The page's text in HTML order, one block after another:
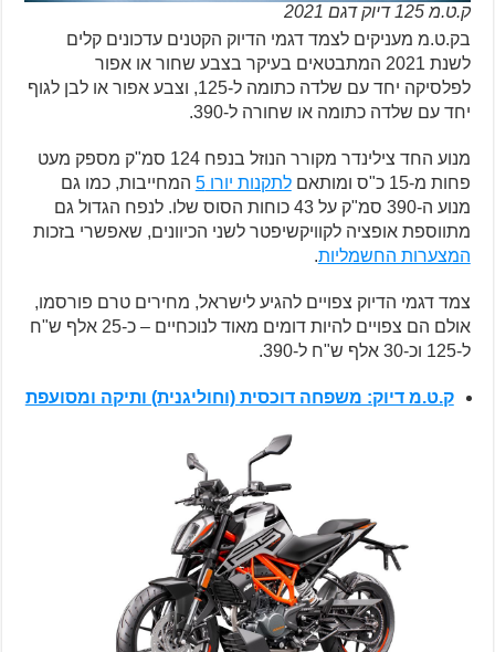
ק.ט.מ 125 דיוק דגם 2021
בק.ט.מ מעניקים לצמד דגמי הדיוק הקטנים עדכונים קלים
לשנת 2021 המתבטאים בעיקר בצבע שחור או אפור
לפלסיקה יחד עם שלדה כתומה ל-125, וצבע אפור או לבן לגוף
יחד עם שלדה כתומה או שחורה ל-390.
מנוע החד צילינדר מקורר הנוזל בנפח 124 סמ"ק מספק מעט
פחות מ-15 כ"ס ומותאם
לתקנות יורו 5
המחייבות, כמו גם
מנוע ה-390 סמ"ק על 43 כוחות הסוס שלו. לנפח הגדול גם
מתווספת אופציה לקוויקשיפטר לשני הכיוונים, שאפשרי בזכות
המצערות החשמליות.
צמד דגמי הדיוק צפויים להגיע לישראל, מחירים טרם פורסמו,
אולם הם צפויים להיות דומים מאוד לנוכחיים – כ-25 אלף ש"ח
ל-125 וכ-30 אלף ש"ח ל-390.
ק.ט.מ דיוק: משפחה דוכסית (וחוליגנית) ותיקה ומסועפת